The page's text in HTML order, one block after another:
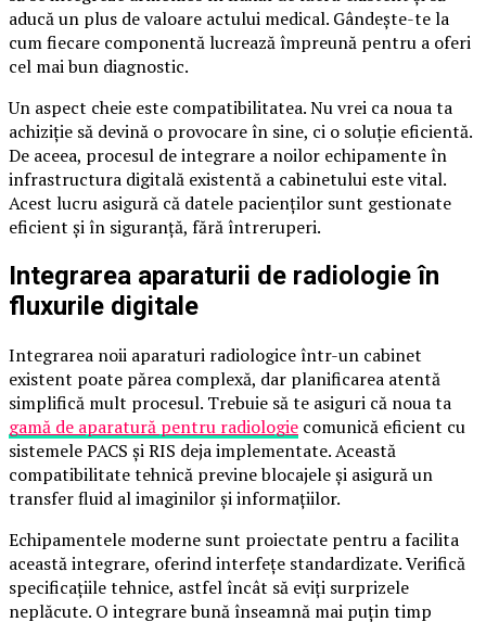
aducă un plus de valoare actului medical. Gândește-te la
cum fiecare componentă lucrează împreună pentru a oferi
cel mai bun diagnostic.
Un aspect cheie este compatibilitatea. Nu vrei ca noua ta
achiziție să devină o provocare în sine, ci o soluție eficientă.
De aceea, procesul de integrare a noilor echipamente în
infrastructura digitală existentă a cabinetului este vital.
Acest lucru asigură că datele pacienților sunt gestionate
eficient și în siguranță, fără întreruperi.
Integrarea aparaturii de radiologie în
fluxurile digitale
Integrarea noii aparaturi radiologice într-un cabinet
existent poate părea complexă, dar planificarea atentă
simplifică mult procesul. Trebuie să te asiguri că noua ta
gamă de aparatură pentru radiologie comunică eficient cu
sistemele PACS și RIS deja implementate. Această
compatibilitate tehnică previne blocajele și asigură un
transfer fluid al imaginilor și informațiilor.
Echipamentele moderne sunt proiectate pentru a facilita
această integrare, oferind interfețe standardizate. Verifică
specificațiile tehnice, astfel încât să eviți surprizele
neplăcute. O integrare bună înseamnă mai puțin timp